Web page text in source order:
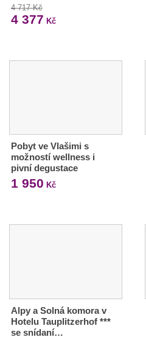
4 717 Kč
4 377 Kč
Pobyt ve Vlašimi s
možností wellness i
pivní degustace
1 950 Kč
Alpy a Solná komora v
Hotelu Tauplitzerhof ***
se snídaní…